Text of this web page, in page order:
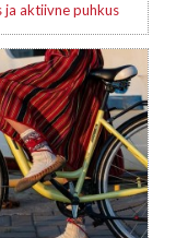
ja aktiivne puhkus